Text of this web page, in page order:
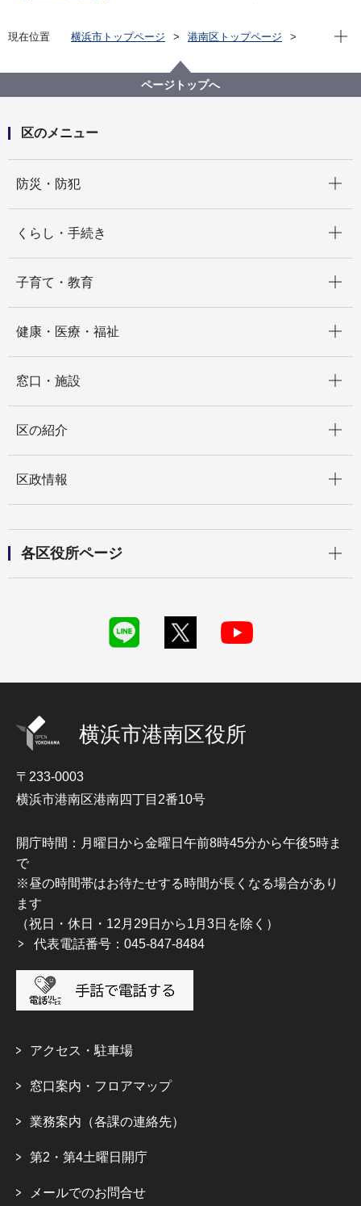
現在位置 横浜市トップページ
港南区トップページ
現在
ページトップへ
区のメニュー
防災・防犯
くらし・手続き
子育て・教育
健康・医療・福祉
窓口・施設
区の紹介
区政情報
各区役所ページ
横浜市港南区役所
〒233-0003
横浜市港南区港南四丁目2番10号
開庁時間：月曜日から金曜日午前8時45分から午後5時ま
で
※昼の時間帯はお待たせする時間が長くなる場合があり
ます
（祝日・休日・12月29日から1月3日を除く）
代表電話番号：045-847-8484
アクセス・駐車場
窓口案内・フロアマップ
業務案内（各課の連絡先）
第2・第4土曜日開庁
メールでのお問合せ